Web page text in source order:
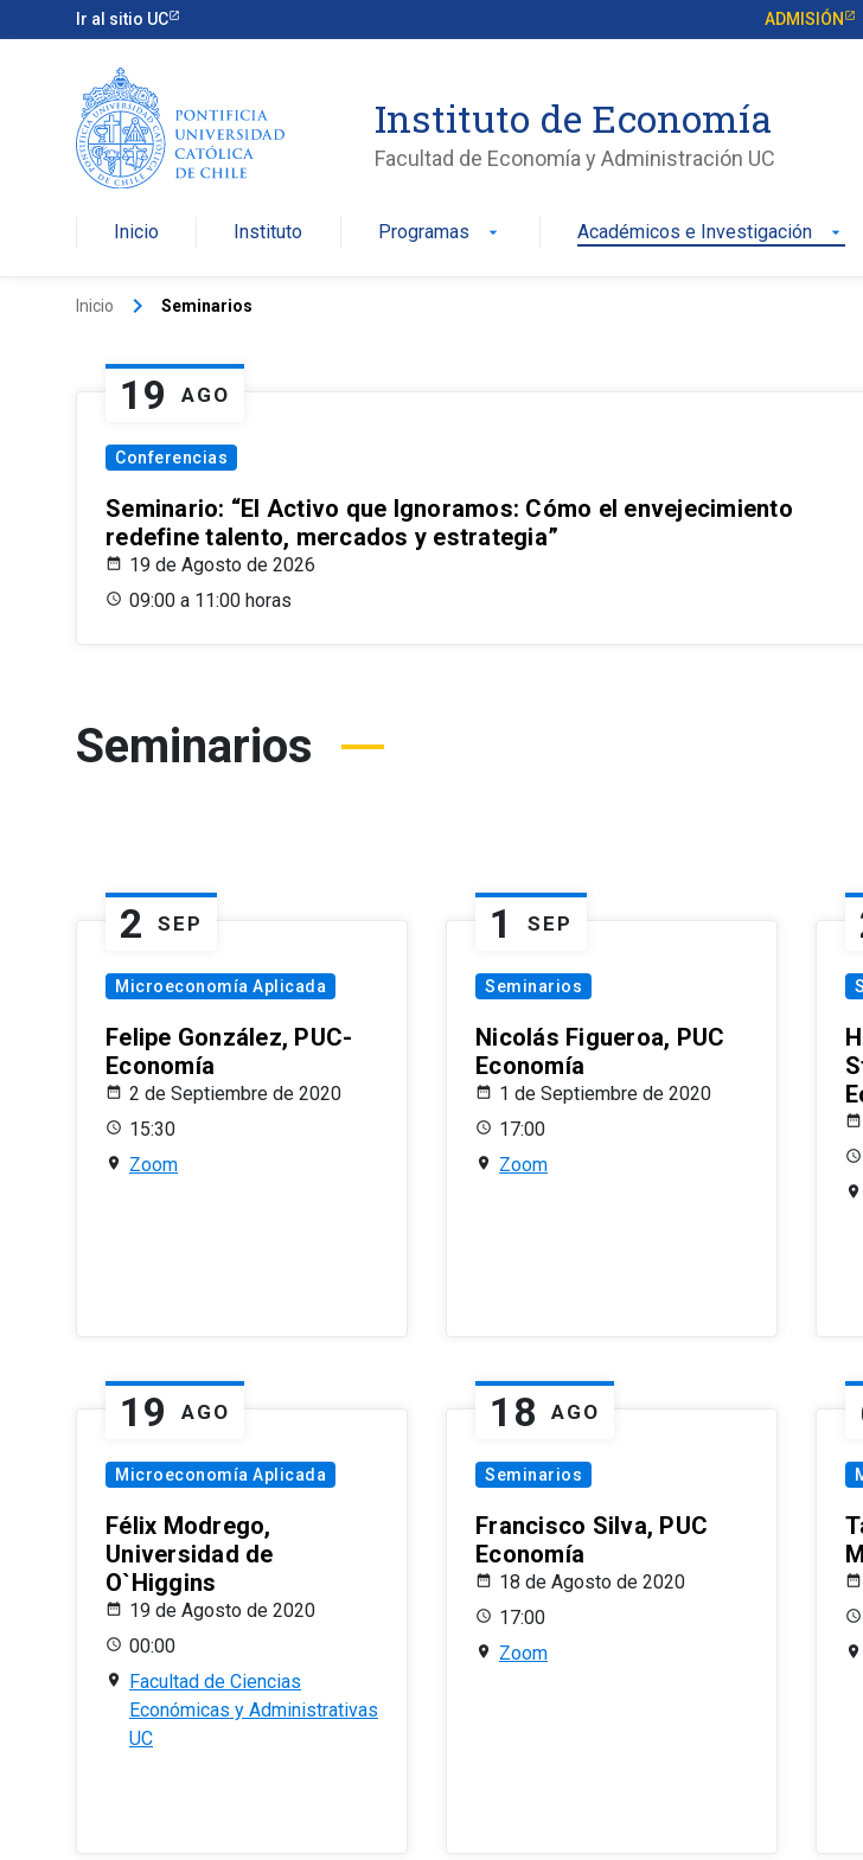
Ir al sitio UC ADMISIÓN
Instituto de Economía
Facultad de Economía y Administración UC
Inicio Instituto Programas arrow_drop_down Académicos e Investigación arrow_drop_down
Inicio keyboard_arrow_right Seminarios
19 AGO
Conferencias
Seminario: “El Activo que Ignoramos: Cómo el envejecimiento
redefine talento, mercados y estrategia”
19 de Agosto de 2026
09:00 a 11:00 horas
Seminarios
2 SEP
Microeconomía Aplicada
Felipe González, PUC-
Economía
2 de Septiembre de 2020
15:30
Zoom
1 SEP
Seminarios
Nicolás Figueroa, PUC
Economía
1 de Septiembre de 2020
17:00
Zoom
19 AGO
Microeconomía Aplicada
Félix Modrego,
Universidad de
O`Higgins
19 de Agosto de 2020
00:00
Facultad de Ciencias
Económicas y Administrativas
UC
18 AGO
Seminarios
Francisco Silva, PUC
Economía
18 de Agosto de 2020
17:00
Zoom